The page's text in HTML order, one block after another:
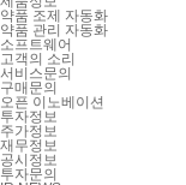
약품 조제 자동화
약품 관리 자동화
소프트웨어
고객의 소리
서비스문의
구매문의
오픈 이노베이션
투자정보
주가정보
재무정보
공시정보
투자문의